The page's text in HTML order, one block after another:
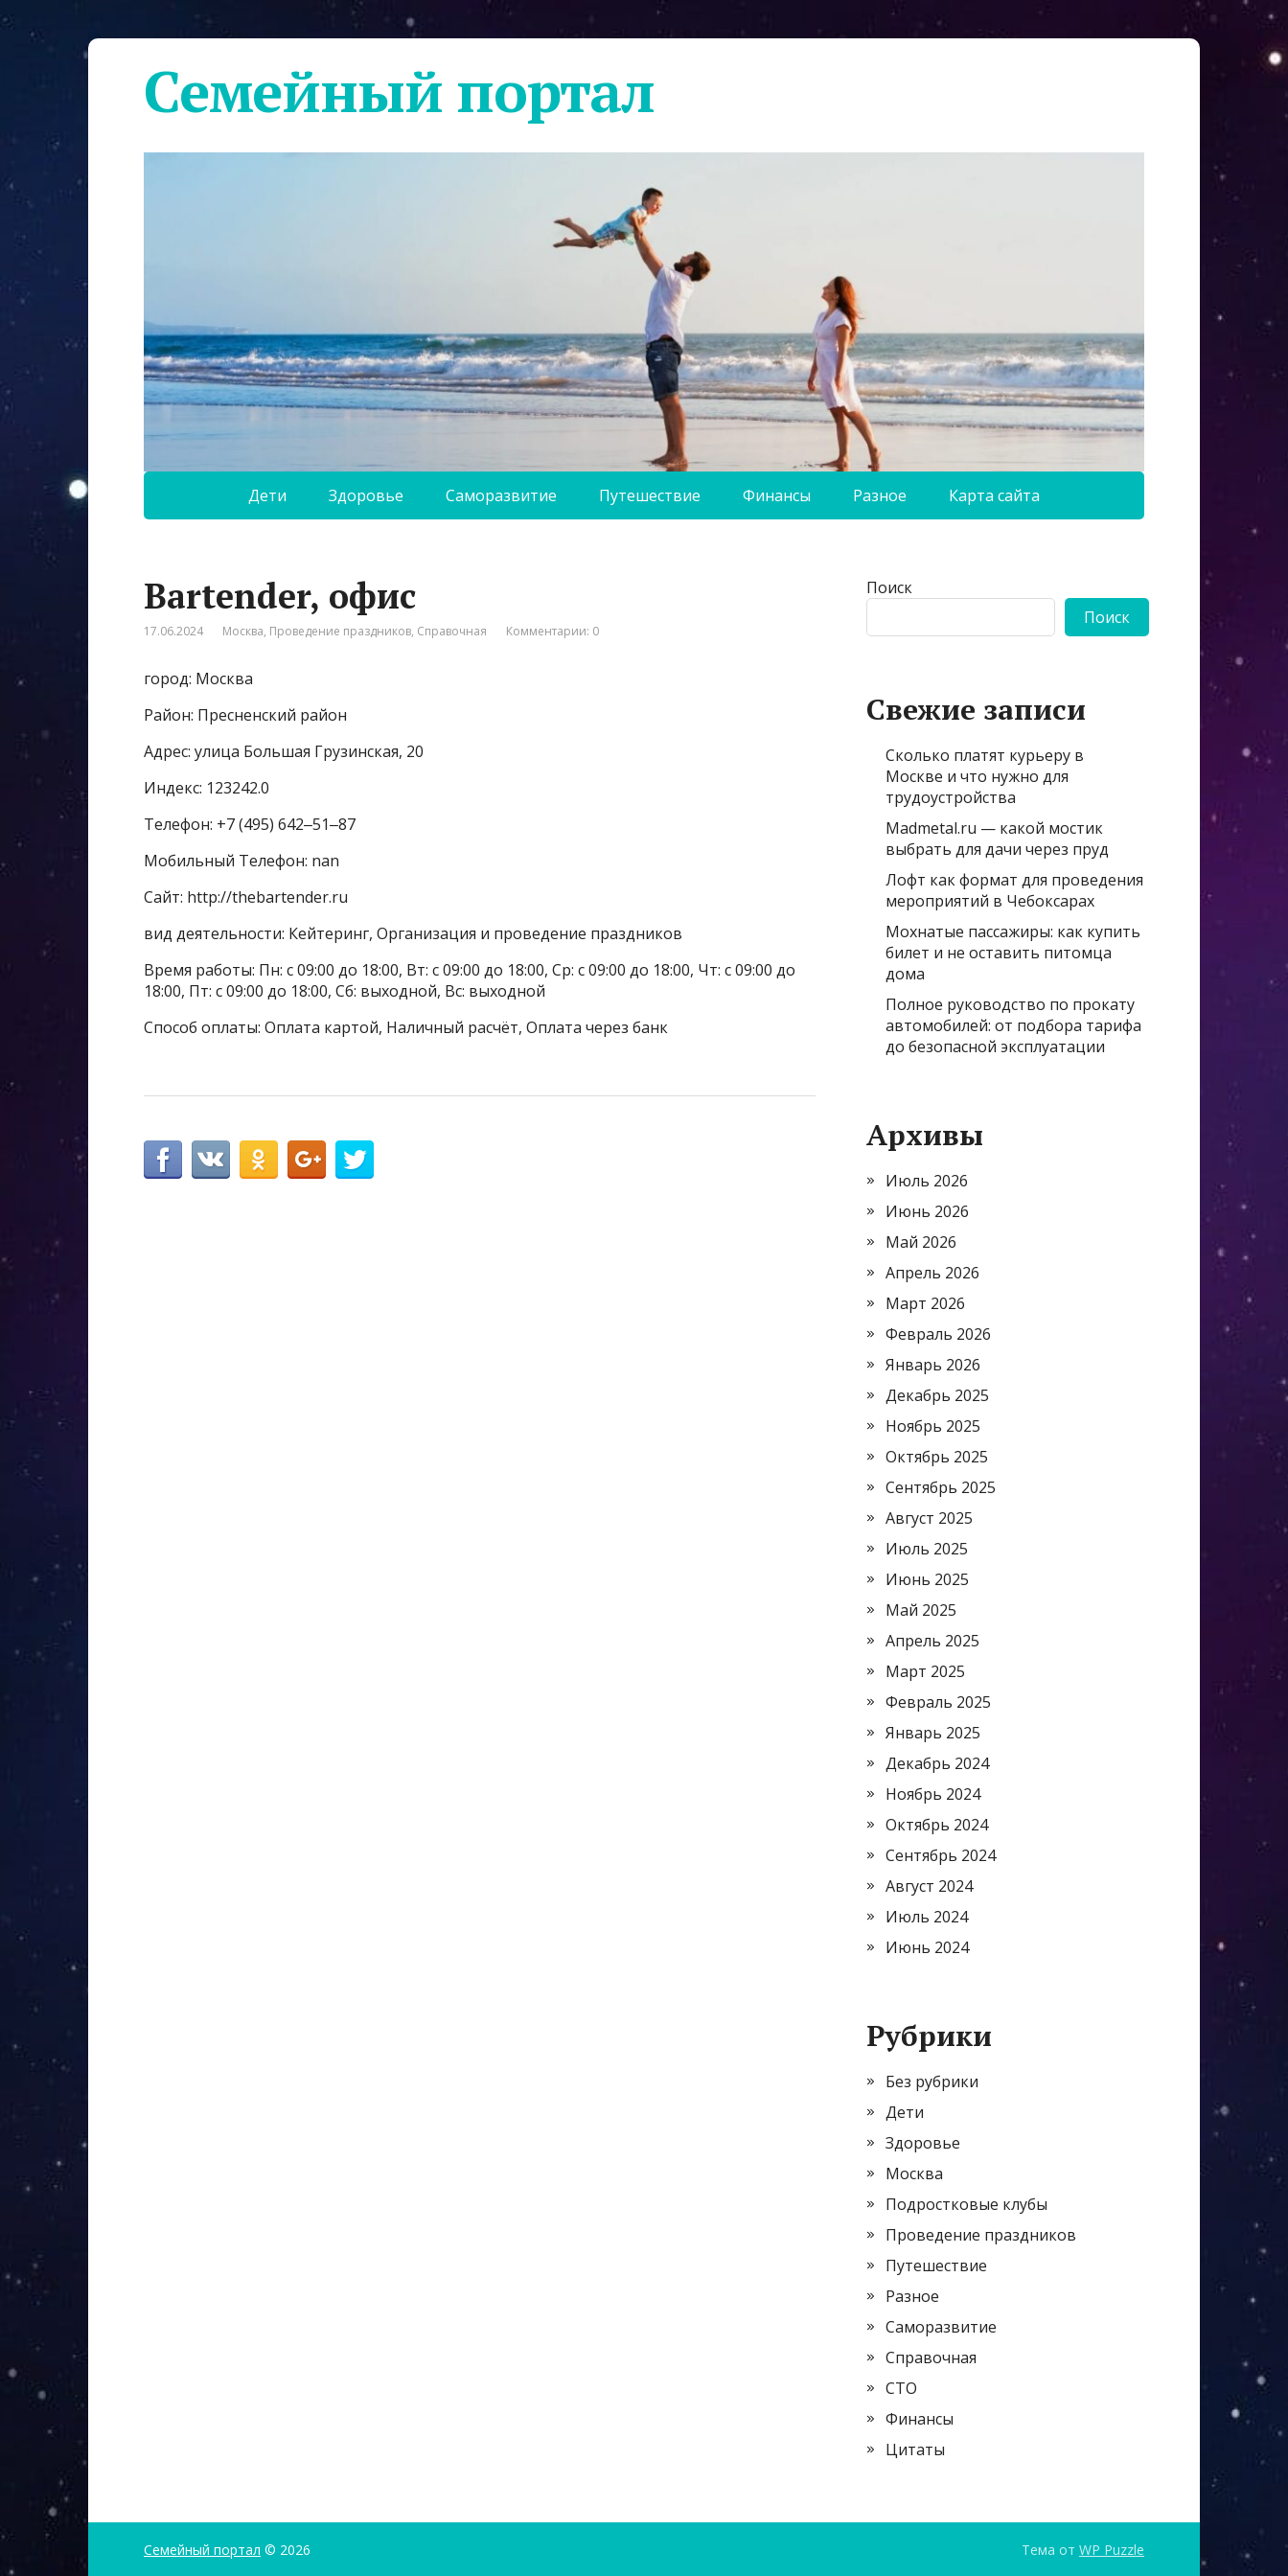
Семейный портал
Дети Здоровье Саморазвитие Путешествие Финансы Разное Карта сайта
Bartender, офис
17.06.2024 Москва, Проведение праздников, Справочная Комментарии: 0
город: Москва
Район: Пресненский район
Адрес: улица Большая Грузинская, 20
Индекс: 123242.0
Телефон: +7 (495) 642‒51‒87
Мобильный Телефон: nan
Сайт: http://thebartender.ru
вид деятельности: Кейтеринг, Организация и проведение праздников
Время работы: Пн: с 09:00 до 18:00, Вт: с 09:00 до 18:00, Ср: с 09:00 до 18:00, Чт: с 09:00 до
18:00, Пт: с 09:00 до 18:00, Сб: выходной, Вс: выходной
Способ оплаты: Оплата картой, Наличный расчёт, Оплата через банк
Поиск
Поиск
Свежие записи
Сколько платят курьеру в
Москве и что нужно для
трудоустройства
Madmetal.ru — какой мостик
выбрать для дачи через пруд
Лофт как формат для проведения
мероприятий в Чебоксарах
Мохнатые пассажиры: как купить
билет и не оставить питомца
дома
Полное руководство по прокату
автомобилей: от подбора тарифа
до безопасной эксплуатации
Архивы
Июль 2026
Июнь 2026
Май 2026
Апрель 2026
Март 2026
Февраль 2026
Январь 2026
Декабрь 2025
Ноябрь 2025
Октябрь 2025
Сентябрь 2025
Август 2025
Июль 2025
Июнь 2025
Май 2025
Апрель 2025
Март 2025
Февраль 2025
Январь 2025
Декабрь 2024
Ноябрь 2024
Октябрь 2024
Сентябрь 2024
Август 2024
Июль 2024
Июнь 2024
Рубрики
Без рубрики
Дети
Здоровье
Москва
Подростковые клубы
Проведение праздников
Путешествие
Разное
Саморазвитие
Справочная
СТО
Финансы
Цитаты
Семейный портал © 2026 Тема от WP Puzzle